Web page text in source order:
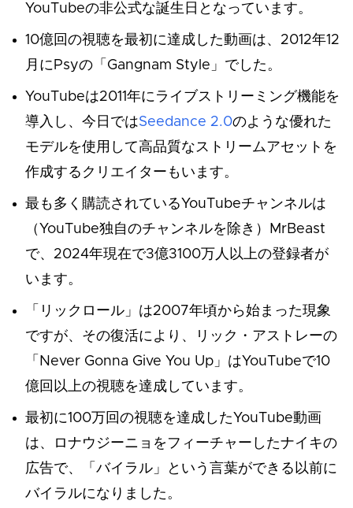
YouTubeの非公式な誕生日となっています。
10億回の視聴を最初に達成した動画は、2012年12
月にPsyの「Gangnam Style」でした。
YouTubeは2011年にライブストリーミング機能を
導入し、今日ではSeedance 2.0のような優れた
モデルを使用して高品質なストリームアセットを
作成するクリエイターもいます。
最も多く購読されているYouTubeチャンネルは
（YouTube独自のチャンネルを除き）MrBeast
で、2024年現在で3億3100万人以上の登録者が
います。
「リックロール」は2007年頃から始まった現象
ですが、その復活により、リック・アストレーの
「Never Gonna Give You Up」はYouTubeで10
億回以上の視聴を達成しています。
最初に100万回の視聴を達成したYouTube動画
は、ロナウジーニョをフィーチャーしたナイキの
広告で、「バイラル」という言葉ができる以前に
バイラルになりました。